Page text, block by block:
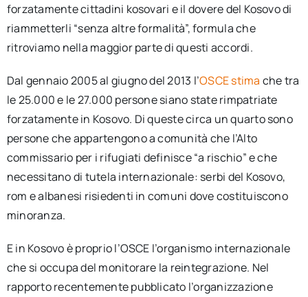
forzatamente cittadini kosovari e il dovere del Kosovo di
riammetterli “senza altre formalità”, formula che
ritroviamo nella maggior parte di questi accordi.
Dal gennaio 2005 al giugno del 2013 l’OSCE stima che tra
le 25.000 e le 27.000 persone siano state rimpatriate
forzatamente in Kosovo. Di queste circa un quarto sono
persone che appartengono a comunità che l’Alto
commissario per i rifugiati definisce “a rischio” e che
necessitano di tutela internazionale: serbi del Kosovo,
rom e albanesi risiedenti in comuni dove costituiscono
minoranza.
E in Kosovo è proprio l’OSCE l’organismo internazionale
che si occupa del monitorare la reintegrazione. Nel
rapporto recentemente pubblicato l’organizzazione